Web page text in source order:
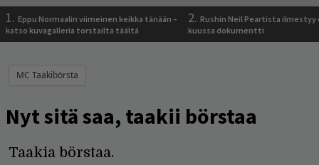
1. Eppu Normaalin viimeinen keikka tänään –
katso kuvagalleria torstailta täältä
2. Rushin Neil Peartista ilmestyy
kuussa dokumentti
MC Taakibörsta
Nyt sitä saa, taakii börstaa
Taakia börstaa.